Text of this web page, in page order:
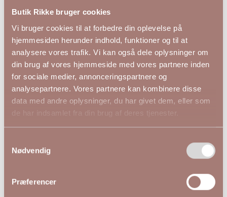
Butik Rikke bruger cookies
Vi bruger cookies til at forbedre din oplevelse på
hjemmesiden herunder indhold, funktioner og til at
analysere vores trafik. Vi kan også dele oplysninger om
din brug af vores hjemmeside med vores partnere inden
for sociale medier, annonceringspartnere og
analysepartnere. Vores partnere kan kombinere disse
data med andre oplysninger, du har givet dem, eller som
de har indsamlet fra din brug af deres tjenester.
Nødvendig
Præferencer
Materiale:
65% bomuld, 17% polyester, 16% genanvendt
polyester, 2% elastan
Andre kiggede på